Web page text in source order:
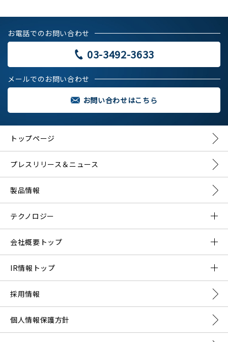
お電話でのお問い合わせ
03-3492-3633
メールでのお問い合わせ
お問い合わせはこちら
トップページ
プレスリリース＆ニュース
製品情報
テクノロジー
DMNAとは？
会社概要トップ
ご挨拶
事業内容
経営理念と行動規範
IR情報トップ
プレスリリース一覧
IRライブラリー
採用情報
個人情報保護方針